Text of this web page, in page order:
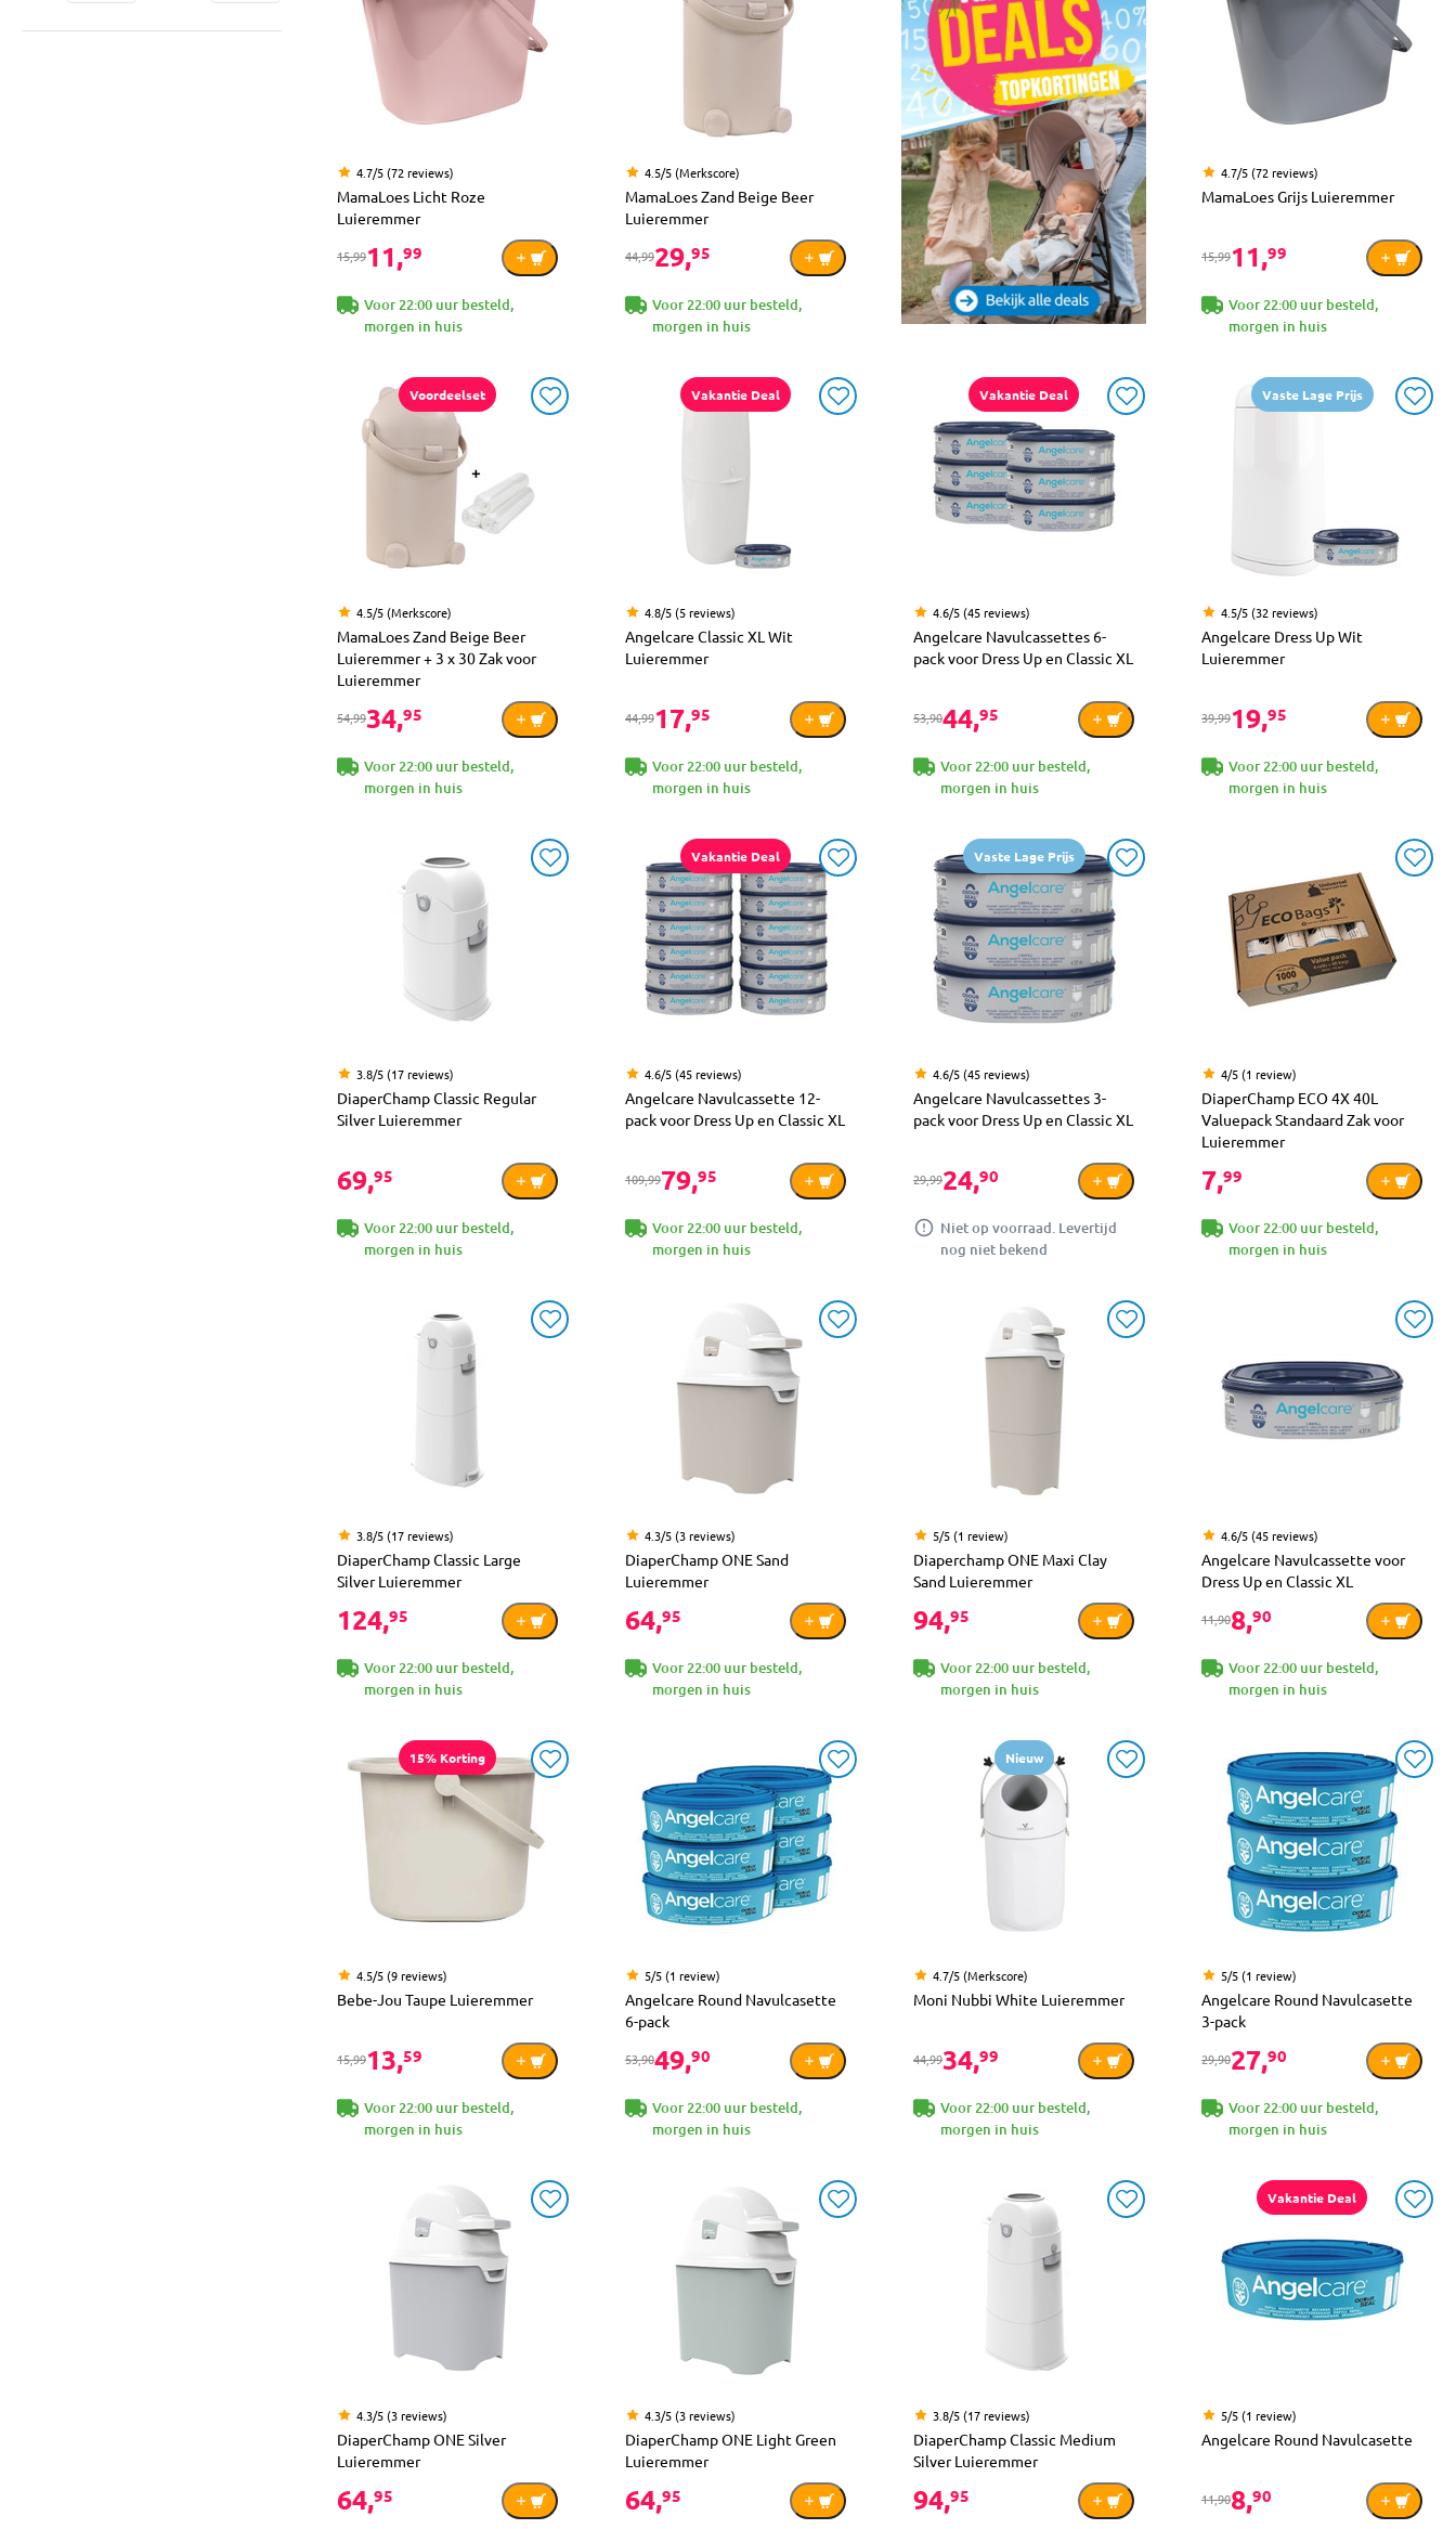
4.7/5 (72 reviews)
MamaLoes Licht Roze
Luieremmer
15,9911,99
Voor 22:00 uur besteld,
morgen in huis
4.5/5 (Merkscore)
MamaLoes Zand Beige Beer
Luieremmer
44,9929,95
Voor 22:00 uur besteld,
morgen in huis
4.7/5 (72 reviews)
MamaLoes Grijs Luieremmer
15,9911,99
Voor 22:00 uur besteld,
morgen in huis
Voordeelset
4.5/5 (Merkscore)
MamaLoes Zand Beige Beer
Luieremmer + 3 x 30 Zak voor
Luieremmer
54,9934,95
Voor 22:00 uur besteld,
morgen in huis
Vakantie Deal
4.8/5 (5 reviews)
Angelcare Classic XL Wit
Luieremmer
44,9917,95
Voor 22:00 uur besteld,
morgen in huis
Vakantie Deal
4.6/5 (45 reviews)
Angelcare Navulcassettes 6-
pack voor Dress Up en Classic XL
53,9044,95
Voor 22:00 uur besteld,
morgen in huis
Vaste Lage Prijs
4.5/5 (32 reviews)
Angelcare Dress Up Wit
Luieremmer
39,9919,95
Voor 22:00 uur besteld,
morgen in huis
3.8/5 (17 reviews)
DiaperChamp Classic Regular
Silver Luieremmer
69,95
Voor 22:00 uur besteld,
morgen in huis
Vakantie Deal
4.6/5 (45 reviews)
Angelcare Navulcassette 12-
pack voor Dress Up en Classic XL
109,9979,95
Voor 22:00 uur besteld,
morgen in huis
Vaste Lage Prijs
4.6/5 (45 reviews)
Angelcare Navulcassettes 3-
pack voor Dress Up en Classic XL
29,9924,90
Niet op voorraad. Levertijd
nog niet bekend
4/5 (1 review)
DiaperChamp ECO 4X 40L
Valuepack Standaard Zak voor
Luieremmer
7,99
Voor 22:00 uur besteld,
morgen in huis
3.8/5 (17 reviews)
DiaperChamp Classic Large
Silver Luieremmer
124,95
Voor 22:00 uur besteld,
morgen in huis
4.3/5 (3 reviews)
DiaperChamp ONE Sand
Luieremmer
64,95
Voor 22:00 uur besteld,
morgen in huis
5/5 (1 review)
Diaperchamp ONE Maxi Clay
Sand Luieremmer
94,95
Voor 22:00 uur besteld,
morgen in huis
4.6/5 (45 reviews)
Angelcare Navulcassette voor
Dress Up en Classic XL
11,908,90
Voor 22:00 uur besteld,
morgen in huis
15% Korting
4.5/5 (9 reviews)
Bebe-Jou Taupe Luieremmer
15,9913,59
Voor 22:00 uur besteld,
morgen in huis
5/5 (1 review)
Angelcare Round Navulcasette
6-pack
53,9049,90
Voor 22:00 uur besteld,
morgen in huis
Nieuw
4.7/5 (Merkscore)
Moni Nubbi White Luieremmer
44,9934,99
Voor 22:00 uur besteld,
morgen in huis
5/5 (1 review)
Angelcare Round Navulcasette
3-pack
29,9027,90
Voor 22:00 uur besteld,
morgen in huis
4.3/5 (3 reviews)
DiaperChamp ONE Silver
Luieremmer
64,95
4.3/5 (3 reviews)
DiaperChamp ONE Light Green
Luieremmer
64,95
3.8/5 (17 reviews)
DiaperChamp Classic Medium
Silver Luieremmer
94,95
Vakantie Deal
5/5 (1 review)
Angelcare Round Navulcasette
11,908,90